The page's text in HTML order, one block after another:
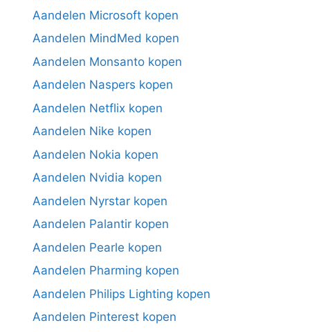
Aandelen Microsoft kopen
Aandelen MindMed kopen
Aandelen Monsanto kopen
Aandelen Naspers kopen
Aandelen Netflix kopen
Aandelen Nike kopen
Aandelen Nokia kopen
Aandelen Nvidia kopen
Aandelen Nyrstar kopen
Aandelen Palantir kopen
Aandelen Pearle kopen
Aandelen Pharming kopen
Aandelen Philips Lighting kopen
Aandelen Pinterest kopen